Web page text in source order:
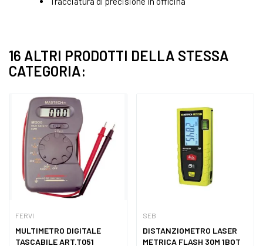
16 ALTRI PRODOTTI DELLA STESSA
CATEGORIA:
FERVI
MULTIMETRO DIGITALE
TASCABILE ART.T051
SEB
DISTANZIOMETRO LASER
METRICA FLASH 30M 1BOT